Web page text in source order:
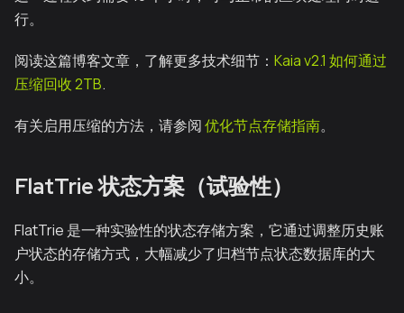
行。
阅读这篇博客文章，了解更多技术细节： Kaia v2.1 如何通过
压缩回收 2TB.
有关启用压缩的方法，请参阅优化节点存储指南。
FlatTrie 状态方案（试验性）
FlatTrie 是一种实验性的状态存储方案，它通过调整历史账
户状态的存储方式，大幅减少了归档节点状态数据库的大
小。